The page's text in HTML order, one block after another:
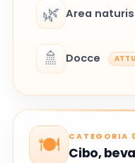
🌿 Area
🚿 Docce
🍽️ CATEGORIA
Cibo,